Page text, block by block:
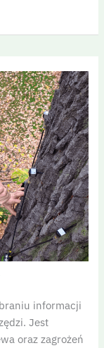
informacji
Jest
oraz zagrożeń